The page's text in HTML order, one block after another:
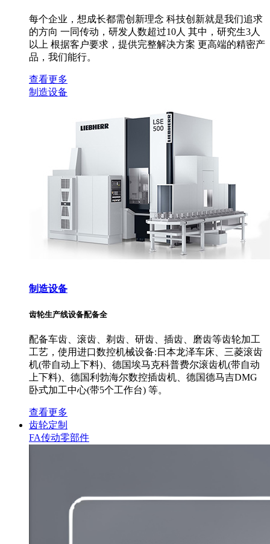
每个企业，想成长都需创新理念 科技创新就是我们追求
的方向 一同传动，研发人数超过10人 其中，研究生3人
以上 根据客户要求，提供完整解决方案 更高端的精密产
品，我们能行。
查看更多
制造设备
制造设备
齿轮生产线设备配备全
配备车齿、滚齿、剃齿、研齿、插齿、磨齿等齿轮加工
工艺，使用进口数控机械设备:日本龙泽车床、三菱滚齿
机(带自动上下料)、德国埃马克科普费尔滚齿机(带自动
上下料)、德国利勃海尔数控插齿机、德国德马吉DMG
卧式加工中心(带5个工作台) 等。
查看更多
齿轮定制
FA传动零部件